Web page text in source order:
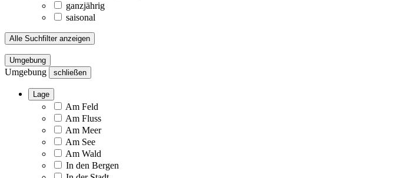
ganzjährig
saisonal
Alle Suchfilter anzeigen
Umgebung
Umgebung schließen
Lage
Am Feld
Am Fluss
Am Meer
Am See
Am Wald
In den Bergen